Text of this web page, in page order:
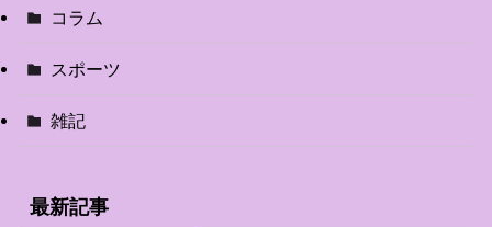
コラム
スポーツ
雑記
最新記事